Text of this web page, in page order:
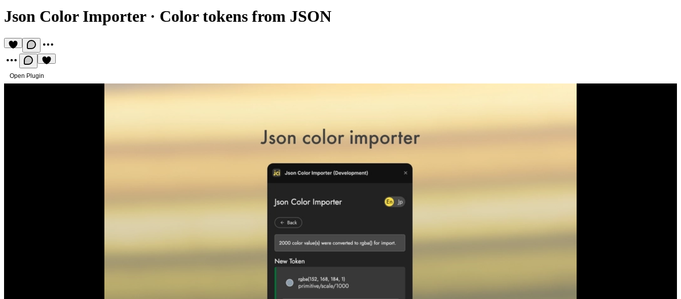
Json Color Importer· Color tokens from JSON
Open Plugin